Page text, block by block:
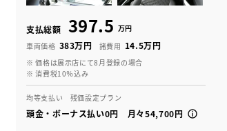
支払総額 397.5 万円
車両価格 383万円 諸費用 14.5万円
※ 価格は展示店にて8月登録の場合
※ 消費税10％込み
均等支払い 残価設定プラン
頭金・ボーナス払い0円 月々54,700円